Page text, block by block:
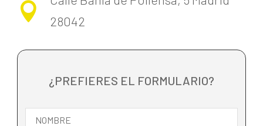

28042
¿PREFIERES EL FORMULARIO?